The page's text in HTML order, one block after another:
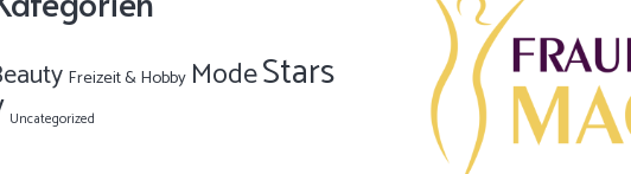
Freizeit & Hobby ModeStars
Uncategorized